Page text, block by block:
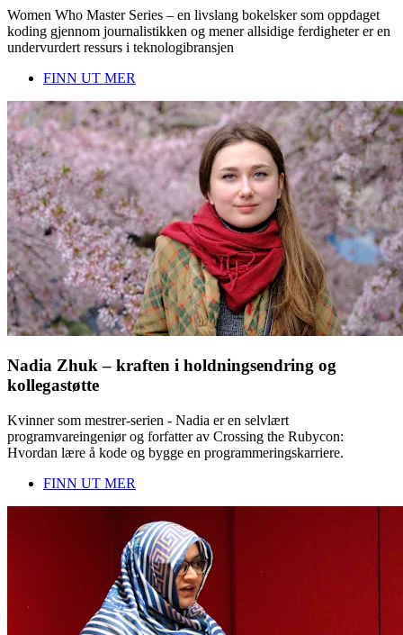
Women Who Master Series – en livslang bokelsker som oppdaget
koding gjennom journalistikken og mener allsidige ferdigheter er en
undervurdert ressurs i teknologibransjen
FINN UT MER
Nadia Zhuk – kraften i holdningsendring og
kollegastøtte
Kvinner som mestrer-serien - Nadia er en selvlært
programvareingeniør og forfatter av Crossing the Rubycon:
Hvordan lære å kode og bygge en programmeringskarriere.
FINN UT MER